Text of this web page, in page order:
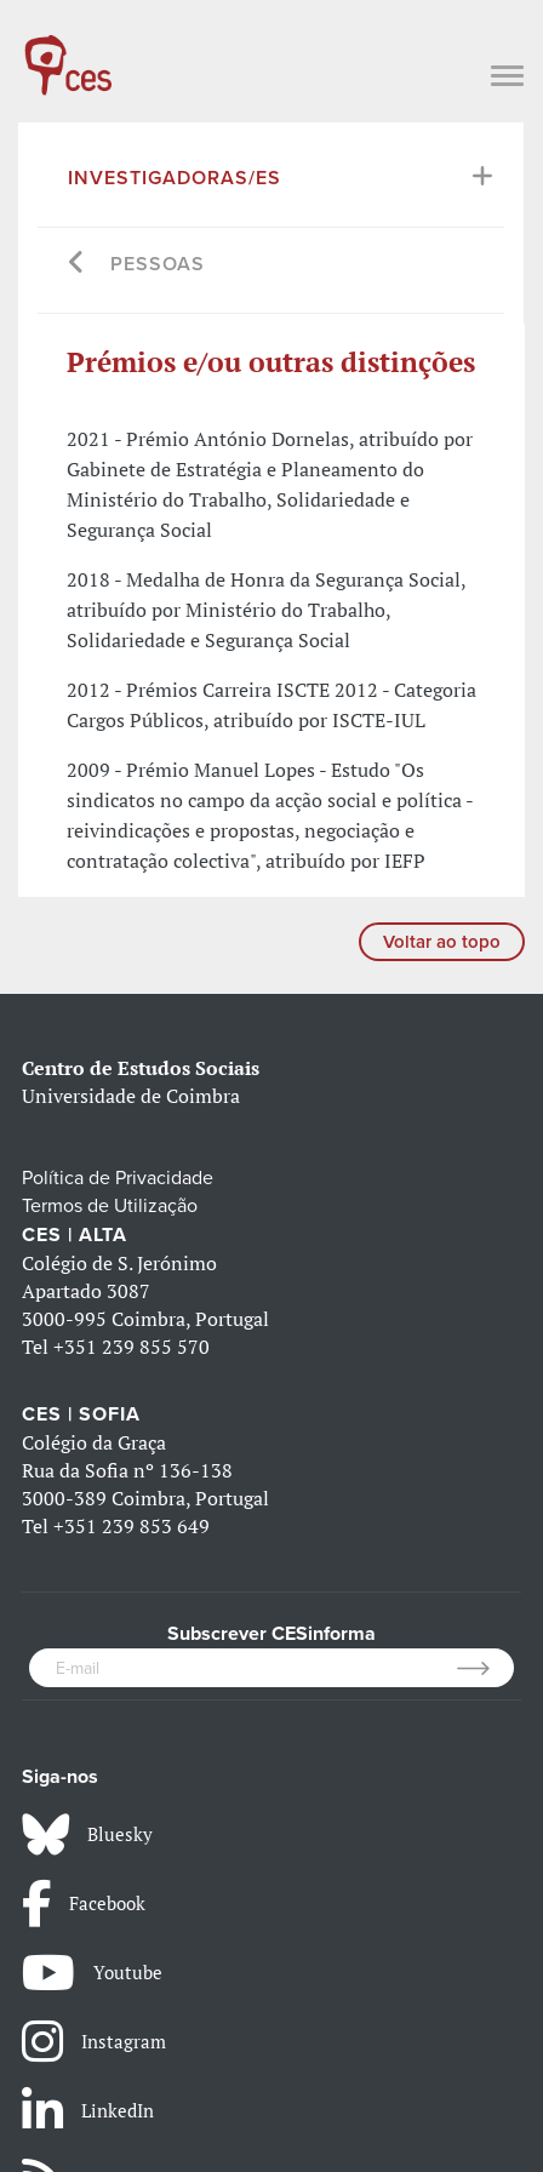
INVESTIGADORAS/ES
PESSOAS
Prémios e/ou outras distinções
2021 - Prémio António Dornelas, atribuído por
Gabinete de Estratégia e Planeamento do
Ministério do Trabalho, Solidariedade e
Segurança Social
2018 - Medalha de Honra da Segurança Social,
atribuído por Ministério do Trabalho,
Solidariedade e Segurança Social
2012 - Prémios Carreira ISCTE 2012 - Categoria
Cargos Públicos, atribuído por ISCTE-IUL
2009 - Prémio Manuel Lopes - Estudo "Os
sindicatos no campo da acção social e política -
reivindicações e propostas, negociação e
contratação colectiva", atribuído por IEFP
Voltar ao topo
Centro de Estudos Sociais
Universidade de Coimbra
Política de Privacidade
Termos de Utilização
CES | ALTA
Colégio de S. Jerónimo
Apartado 3087
3000-995 Coimbra, Portugal
Tel +351 239 855 570
CES | SOFIA
Colégio da Graça
Rua da Sofia nº 136-138
3000-389 Coimbra, Portugal
Tel +351 239 853 649
Subscrever CESinforma
Siga-nos
Bluesky
Facebook
Youtube
Instagram
LinkedIn